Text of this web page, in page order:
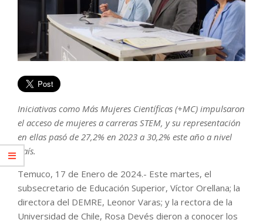
Iniciativas como Más Mujeres Científicas (+MC) impulsaron
el acceso de mujeres a carreras STEM, y su representación
en ellas pasó de 27,2% en 2023 a 30,2% este año a nivel
país.
Temuco, 17 de Enero de 2024.- Este martes, el
subsecretario de Educación Superior, Víctor Orellana; la
directora del DEMRE, Leonor Varas; y la rectora de la
Universidad de Chile, Rosa Devés dieron a conocer los